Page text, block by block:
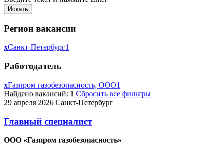
Регион вакансии
xСанкт-Петербург1
Работодатель
xГазпром газобезопасность, ООО1
Найдено вакансий: 1 Сбросить все фильтры
29 апреля 2026 Санкт-Петербург
Главный специалист
ООО «Газпром газобезопасность»